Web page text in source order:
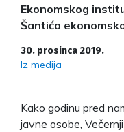
Ekonomskog
Šantića
30. prosinca 2019.
Iz medija
Kako godinu pred
javne osobe,